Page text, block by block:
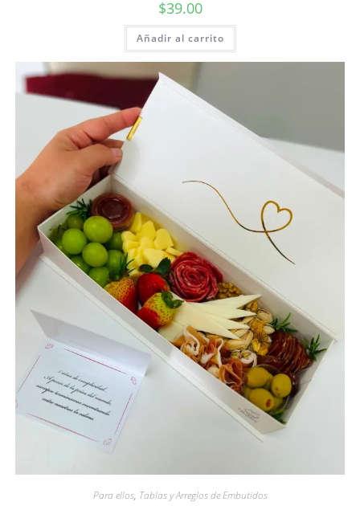
$39.00
Añadir al carrito
Para ellos, Tablas y Arreglos de Embutidos